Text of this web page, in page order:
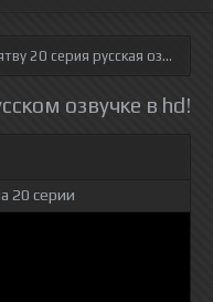
20 серия русская озвучка полностью смотреть онлайн!
озвучке в hd!
20 серии